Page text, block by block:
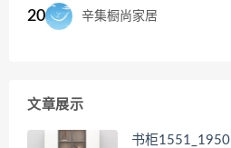
20 辛集橱尚家居
文章展示
书柜1551_1950